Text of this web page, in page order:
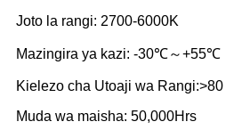
Joto la rangi: 2700-6000K
Mazingira ya kazi: -30℃～+55℃
Kielezo cha Utoaji wa Rangi:>80
Muda wa maisha: 50,000Hrs